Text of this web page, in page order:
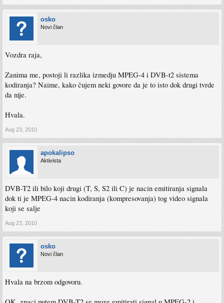
osko
Novi član
Vozdra raja,
Zanima me, postoji li razlika izmedju MPEG-4 i DVB-t2 sistema
kodiranja? Naime, kako čujem neki govore da je to isto dok drugi tvrde
da nije.
Hvala.
Aug 23, 2010
apokalipso
Aktivista
DVB-T2 ili bilo koji drugi (T, S, S2 ili C) je nacin emitiranja signala
dok ti je MPEG-4 nacin kodiranja (kompresovanja) tog video signala
koji se salje
Aug 23, 2010
osko
Novi član
Hvala na brzom odgovoru.